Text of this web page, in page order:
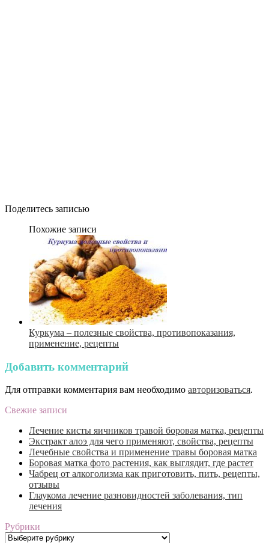
Поделитесь записью
Похожие записи
Куркума – полезные свойства, противопоказания,
применение, рецепты
Добавить комментарий
Для отправки комментария вам необходимо авторизоваться.
Свежие записи
Лечение кисты яичников травой боровая матка, рецепты
Экстракт алоэ для чего применяют, свойства, рецепты
Лечебные свойства и применение травы боровая матка
Боровая матка фото растения, как выглядит, где растет
Чабрец от алкоголизма как приготовить, пить, рецепты,
отзывы
Глаукома лечение разновидностей заболевания, тип
лечения
Рубрики
Рубрики